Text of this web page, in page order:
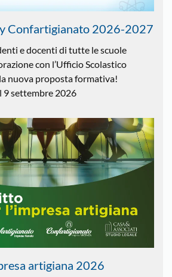
Confartigianato 2026-2027
e docenti di tutte le scuole
con l’Ufficio Scolastico
nuova proposta formativa!
9 settembre 2026
artigiana 2026